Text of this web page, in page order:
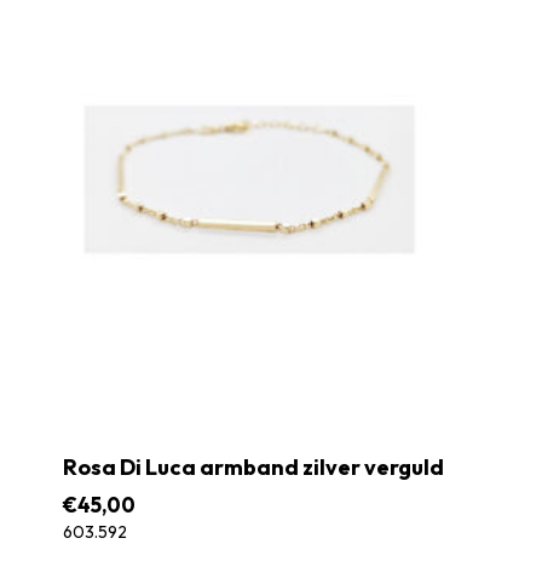
Rosa Di Luca armband zilver verguld
€45,00
603.592